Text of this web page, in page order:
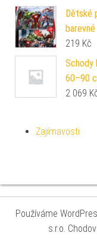
Dětské
barevné
219 Kč
Schody
60–90
2 069
Zajímavosti
Používáme
s.r.o.